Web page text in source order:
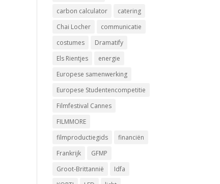
carbon calculator
catering
Chai Locher
communicatie
costumes
Dramatify
Els Rientjes
energie
Europese samenwerking
Europese Studentencompetitie
Filmfestival Cannes
FILMMORE
filmproductiegids
financiën
Frankrijk
GFMP
Groot-Brittannië
Idfa